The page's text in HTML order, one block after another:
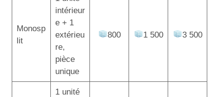
Monosp
lit
intérieur
e + 1
extérieu
re,
pièce
unique
800 1 500 3 500
1 unité